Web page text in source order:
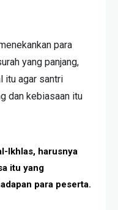
para
yang panjang,
itu agar santri
dan kebiasaan itu
Ikhlas, harusnya
itu yang
para peserta.